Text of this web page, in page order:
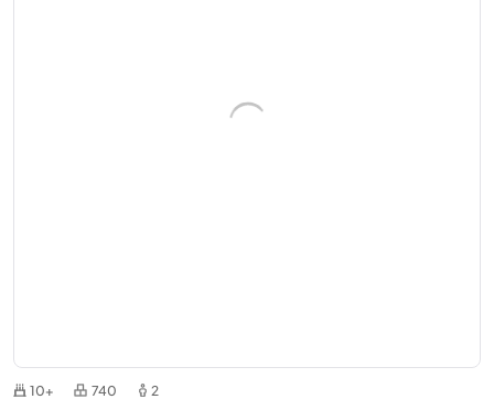
10+ 740 2